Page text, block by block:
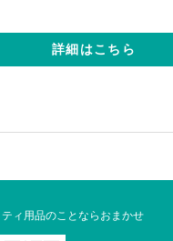
詳細はこちら
ィ用品のことならおまかせ